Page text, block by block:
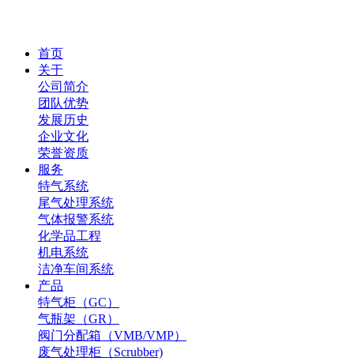
首页
关于
公司简介
团队优势
发展历史
企业文化
荣誉资质
服务
特气系统
尾气处理系统
气体报警系统
化学品工程
机电系统
洁净车间系统
产品
特气柜（GC）
气瓶架（GR）
阀门分配箱（VMB/VMP）
废气处理柜（Scrubber)